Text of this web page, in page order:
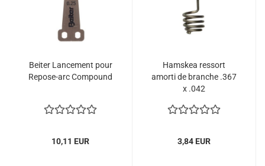
Beiter Lancement pour
Repose-arc Compound
10,11 EUR
Hamskea ressort
amorti de branche .367
x .042
3,84 EUR